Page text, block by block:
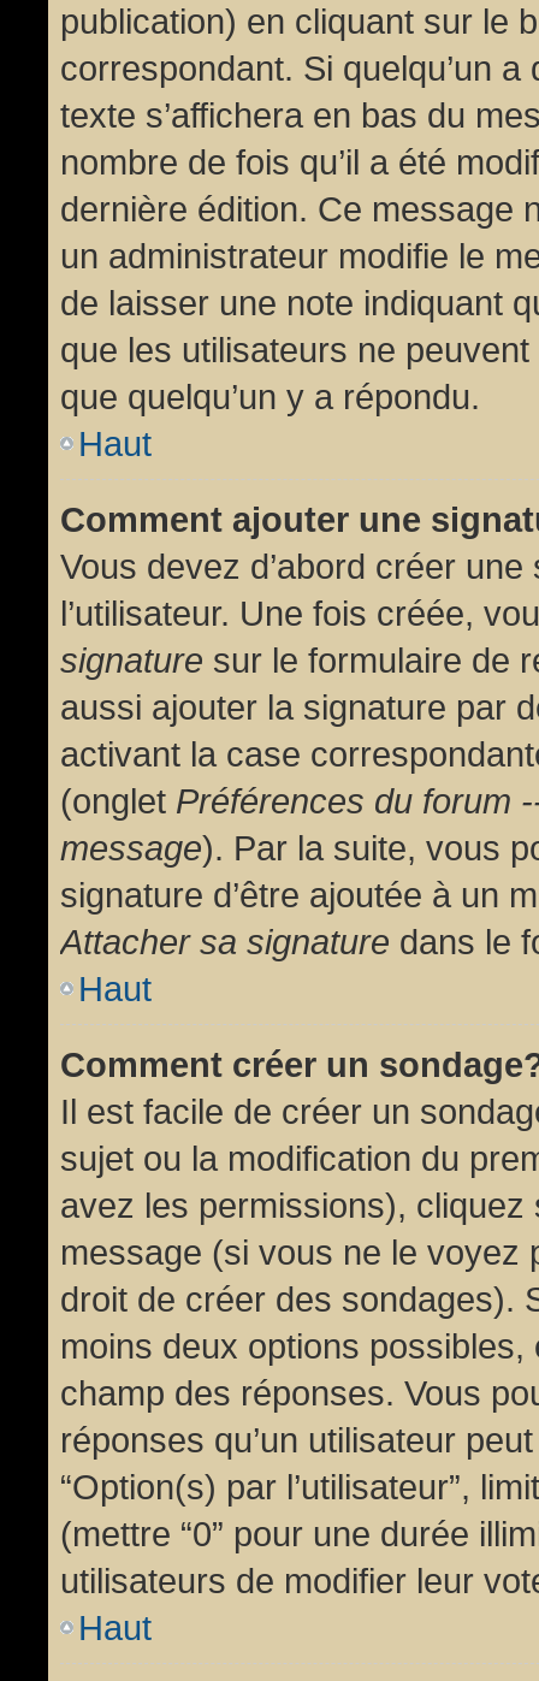
publication) en cliquant sur le
correspondant. Si quelqu’un
texte s’affichera en bas du
nombre de fois qu’il a été
dernière édition. Ce message
un administrateur modifie le
de laisser une note indiquant
que les utilisateurs ne
que quelqu’un y a répondu.
Haut
Comment ajouter une
Vous devez d’abord créer
l’utilisateur. Une fois créée,
signature sur le formulaire de
aussi ajouter la signature par
activant la case
(onglet Préférences du forum
message). Par la suite, vous
signature d’être ajoutée à un
Attacher sa signature dans le
Haut
Comment créer un
Il est facile de créer un
sujet ou la modification du
avez les permissions), cliquez
message (si vous ne le voyez
droit de créer des sondages).
moins deux options
champ des réponses. Vous
réponses qu’un utilisateur
“Option(s) par l’utilisateur”,
(mettre “0” pour une durée
utilisateurs de modifier leur
Haut